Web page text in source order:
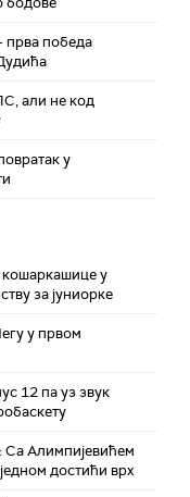
прва победа
али не код
у
кошаркашице у
за јуниорке
у првом
12 па уз звук
Са Алимпијевићем
достићи врх